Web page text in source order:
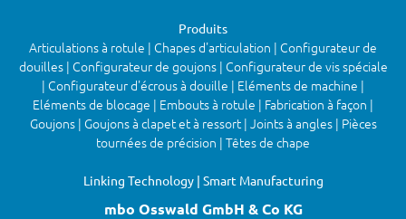
Produits
Articulations à rotule | Chapes d'articulation | Configurateur de
douilles | Configurateur de goujons | Configurateur de vis spéciale
| Configurateur d'écrous à douille | Eléments de machine |
Eléments de blocage | Embouts à rotule | Fabrication à façon |
Goujons | Goujons à clapet et à ressort | Joints à angles | Pièces
tournées de précision | Têtes de chape
Linking Technology | Smart Manufacturing
mbo Osswald GmbH & Co KG